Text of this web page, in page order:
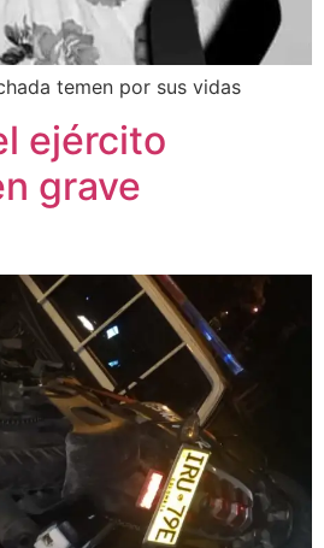
temen por sus vidas
ejército
grave